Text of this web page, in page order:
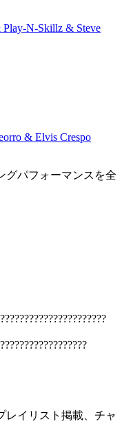
Play-N-Skillz & Steve
& Elvis Crespo
グパフォーマンスを全
??????????????????
レイリスト掲載、チャ